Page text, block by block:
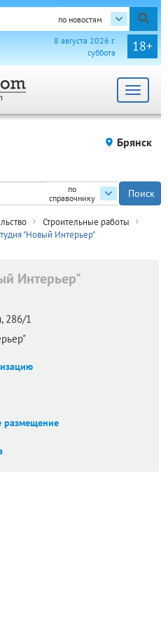
по новостям
18+
8 августа 2026 г.
суббота
Toggle
Брянск
по
справочнику
Строительные работы
"Новый Интерьер"
Интерьер"
286/1
размещение